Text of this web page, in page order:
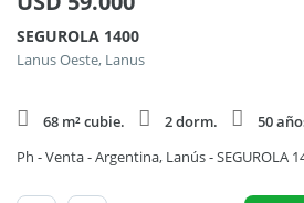
SEGUROLA 1400
Lanus Oeste, Lanus
68 m² cubie. 2 dorm.
50
Ph - Venta - Argentina, Lanús - SEGUROLA